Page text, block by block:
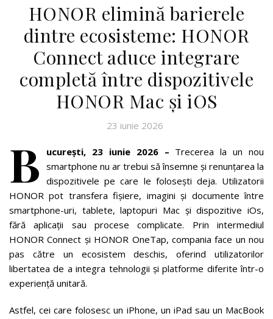
HONOR elimină barierele
dintre ecosisteme: HONOR
Connect aduce integrare
completă între dispozitivele
HONOR Mac și iOS
23 iunie 2026
B ucurești, 23 iunie 2026 – Trecerea la un nou
smartphone nu ar trebui să însemne și renunțarea la
dispozitivele pe care le folosești deja. Utilizatorii
HONOR pot transfera fișiere, imagini și documente între
smartphone-uri, tablete, laptopuri Mac și dispozitive iOs,
fără aplicații sau procese complicate. Prin intermediul
HONOR Connect și HONOR OneTap, compania face un nou
pas către un ecosistem deschis, oferind utilizatorilor
libertatea de a integra tehnologii și platforme diferite într-o
experiență unitară.
Astfel, cei care folosesc un iPhone, un iPad sau un MacBook